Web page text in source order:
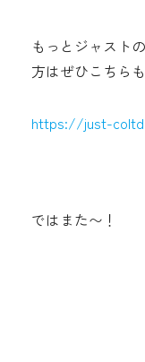
もっとジャスト
方はぜひこち
https://just-
ではまた〜！